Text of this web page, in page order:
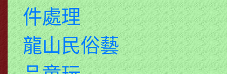
件處理
龍山民俗藝